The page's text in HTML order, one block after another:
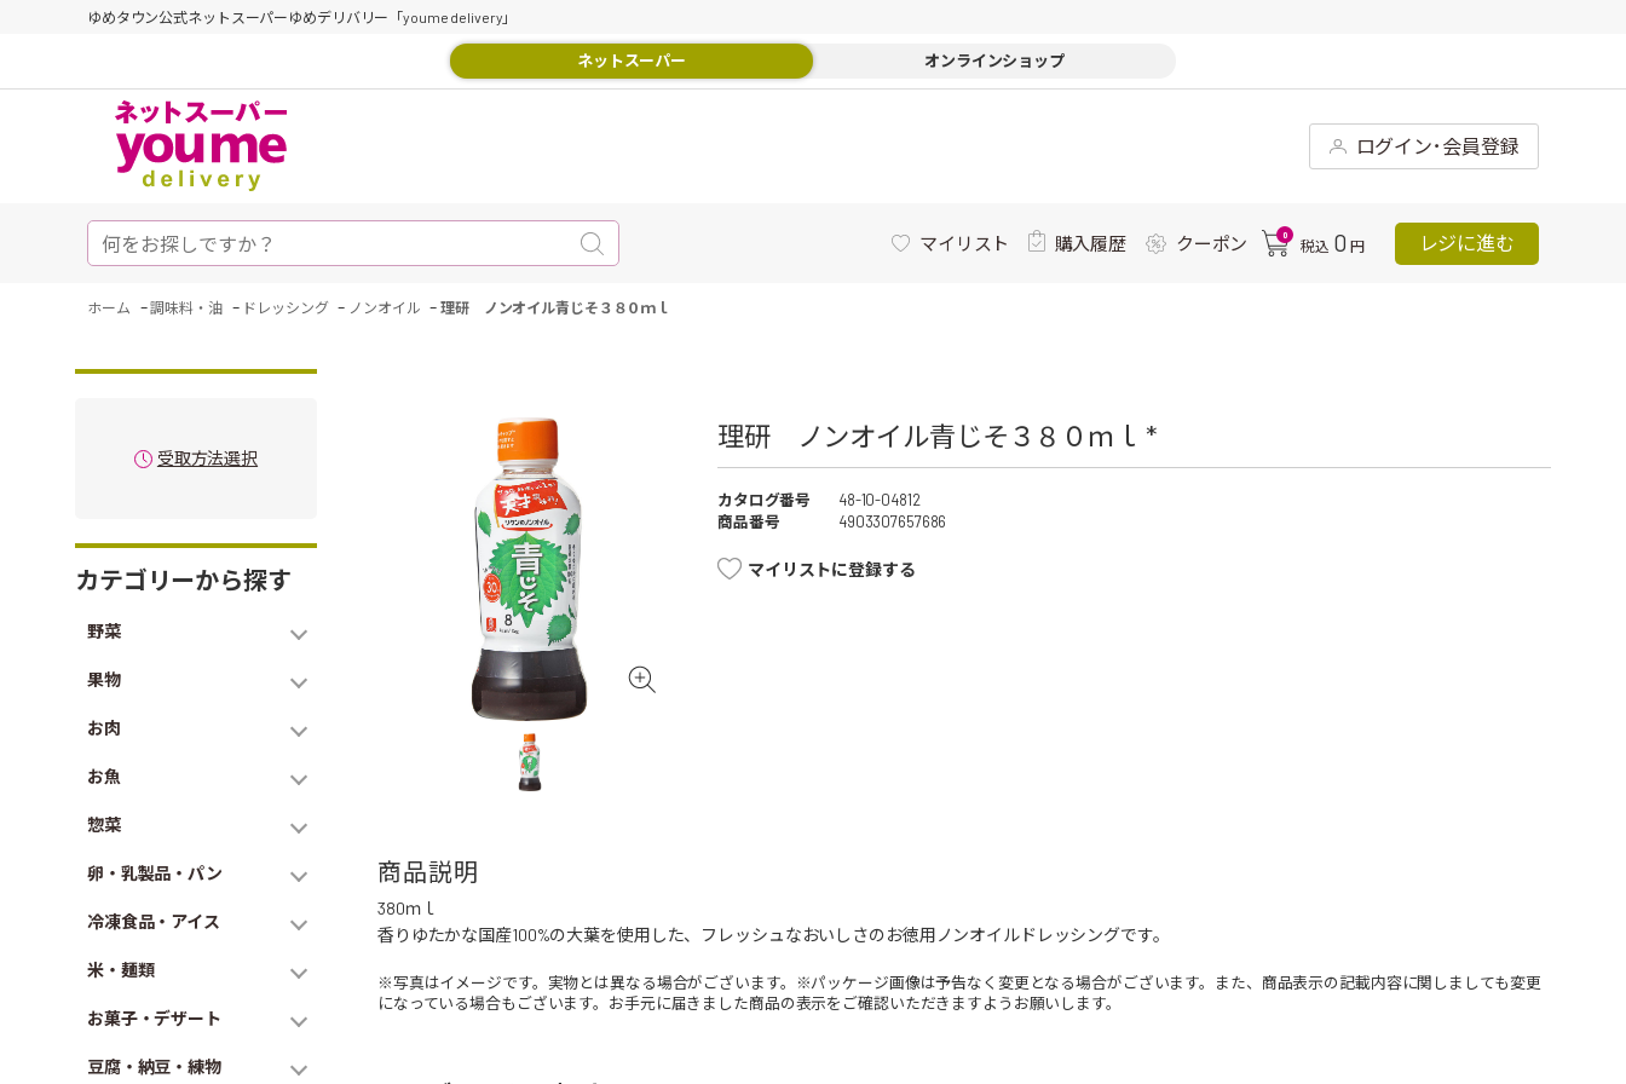
ゆめタウン公式ネットスーパーゆめデリバリー「youme delivery」
ネットスーパー オンラインショップ
ログイン･会員登録
マイリスト 購入履歴 クーポン 0
税込 0 円 レジに進む
ホーム -調味料・油 - ドレッシング - ノンオイル -理研 ノンオイル青じそ３８０ｍｌ
受取方法選択
カテゴリーから探す
野菜
果物
お肉
お魚
惣菜
卵・乳製品・パン
冷凍食品・アイス
米・麺類
お菓子・デザート
豆腐・納豆・練物
理研 ノンオイル青じそ３８０ｍｌ *
カタログ番号
48-10-04812
商品番号
4903307657686
マイリストに登録する
商品説明
380ｍｌ
香りゆたかな国産100%の大葉を使用した、フレッシュなおいしさのお徳用ノンオイルドレッシングです。
※写真はイメージです。実物とは異なる場合がございます。※パッケージ画像は予告なく変更となる場合がございます。また、商品表示の記載内容に関しましても変更
になっている場合もございます。お手元に届きました商品の表示をご確認いただきますようお願いします。